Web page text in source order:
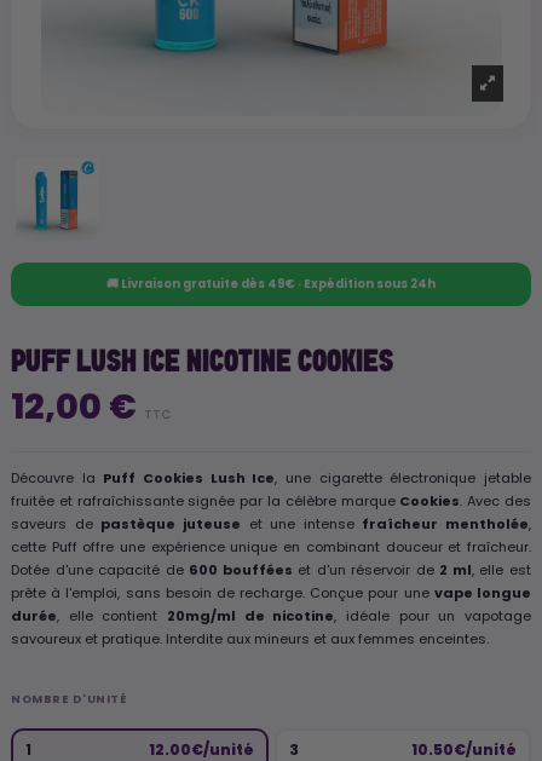
🚚 Livraison gratuite dès 49€ · Expédition sous 24h
PUFF LUSH ICE NICOTINE COOKIES
12,00 € TTC
Découvre la Puff Cookies Lush Ice, une cigarette électronique jetable
fruitée et rafraîchissante signée par la célèbre marque Cookies. Avec des
saveurs de pastèque juteuse et une intense fraîcheur mentholée,
cette Puff offre une expérience unique en combinant douceur et fraîcheur.
Dotée d'une capacité de 600 bouffées et d'un réservoir de 2 ml, elle est
prête à l'emploi, sans besoin de recharge. Conçue pour une vape longue
durée, elle contient 20mg/ml de nicotine, idéale pour un vapotage
savoureux et pratique. Interdite aux mineurs et aux femmes enceintes.
NOMBRE D'UNITÉ
1 12.00€/unité 3 10.50€/unité